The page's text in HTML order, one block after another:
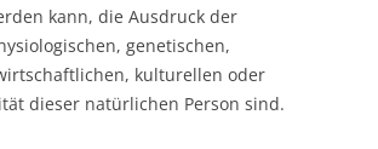
kann, die Ausdruck der
genetischen,
kulturellen oder
dieser natürlichen Person sind.